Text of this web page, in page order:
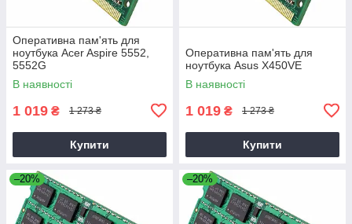
Оперативна пам'ять для
ноутбука Acer Aspire 5552,
5552G
В наявності
1 019 ₴ 1 273 ₴
Купити
Оперативна пам'ять для
ноутбука Asus X450VE
В наявності
1 019 ₴ 1 273 ₴
Купити
–20% –20%